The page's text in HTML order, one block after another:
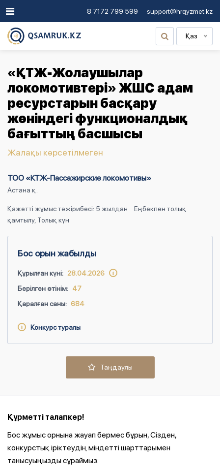
8 7172 799 599 support@hrqyzmet.kz
Қаз
«ҚТЖ-Жолаушылар
локомотивтері» ЖШС адам
ресурстарын басқару
жөніндегі функционалдық
бағыттың басшысы
Жалақы көрсетілмеген
ТОО «КТЖ-Пассажирские локомотивы»
Астана қ.
Қажетті жұмыс тәжірибесі: 5 жылдан
Еңбекпен толық
қамтылу, Толық күн
Бос орын жабылды
Құрылған күні: 28.04.2026
Берілген өтінім: 47
Қаралған саны: 684
Конкурс туралы
Таңдаулы
Құрметті талапкер!
Бос жұмыс орнына жауап бермес бұрын, Сізден,
конкурстық іріктеудің міндетті шарттарымен
танысуыңызды сұраймыз: